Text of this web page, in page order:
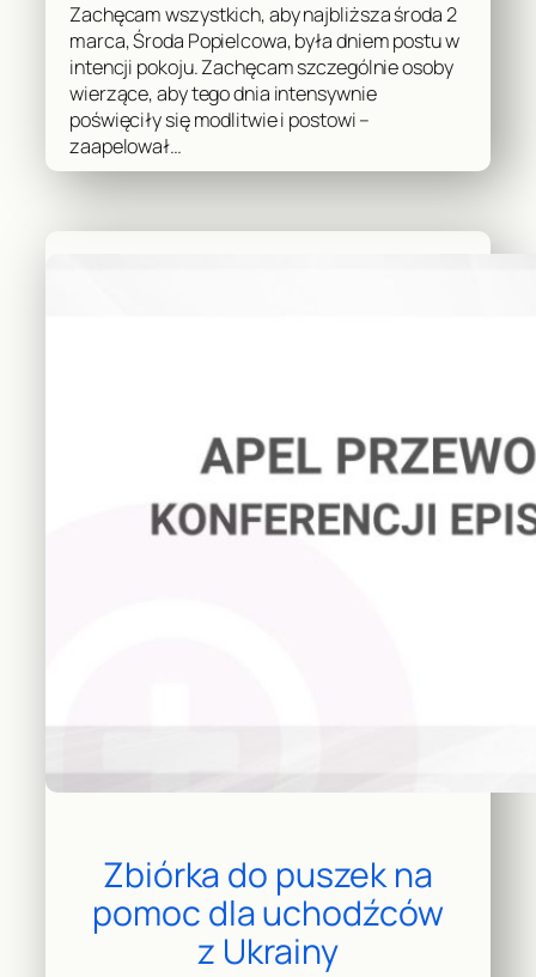
Zachęcam wszystkich, aby najbliższa środa 2
marca, Środa Popielcowa, była dniem postu w
intencji pokoju. Zachęcam szczególnie osoby
wierzące, aby tego dnia intensywnie
poświęciły się modlitwie i postowi –
zaapelował…
Zbiórka do puszek na
pomoc dla uchodźców
z Ukrainy